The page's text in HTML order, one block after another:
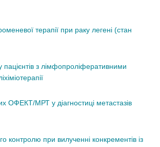
терапії при раку легені (стан
пацієнтів з лімфопроліферативними
ОФЕКТ/МРТ у діагностиці метастазів
контролю при вилученні конкрементів із